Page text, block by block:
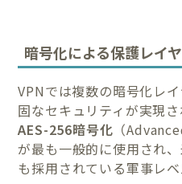
暗号化による保護レイ
VPNでは複数の暗号化レ
固なセキュリティが実現さ
AES-256暗号化 （
が最も一般的に使用され
も採用されている軍事レベ